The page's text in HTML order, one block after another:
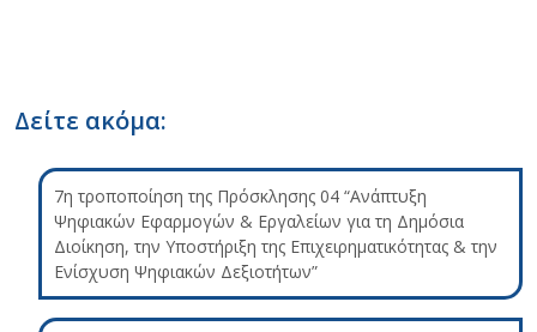
Δείτε ακόμα:
7η τροποποίηση της Πρόσκλησης 04 “Ανάπτυξη
Ψηφιακών Εφαρμογών & Εργαλείων για τη Δημόσια
Διοίκηση, την Υποστήριξη της Επιχειρηματικότητας & την
Ενίσχυση Ψηφιακών Δεξιοτήτων”